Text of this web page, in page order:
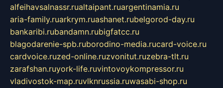
alfeihavsalnassr.rualtaipant.ruargentinamia.ru
aria-family.ruarkrym.ruashanet.rubelgorod-day.ru
bankaribi.rubandamn.rubigfatcc.ru
blagodarenie-spb.ruborodino-media.rucard-voice.ru
cardvoice.ruzed-online.ruzvonitut.ruzebra-tlt.ru
zarafshan.ruyork-life.ruvintovoykompressor.ru
vladivostok-map.ruvlknrussia.ruwasabi-shop.ru